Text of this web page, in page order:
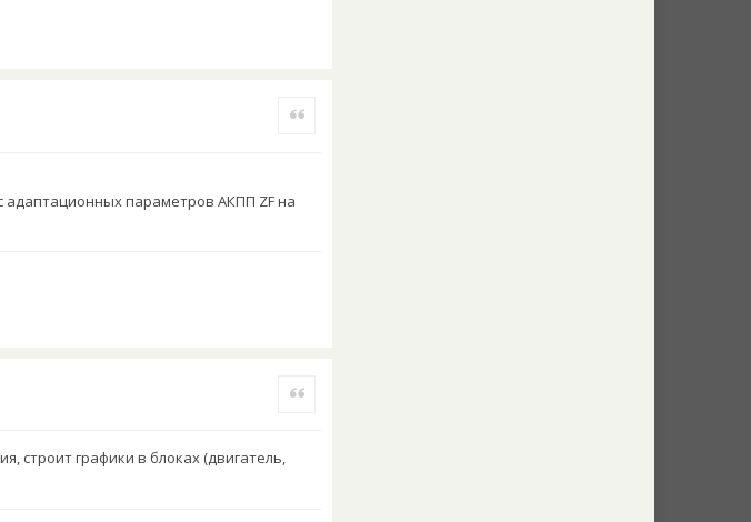
Quote
адаптационных параметров АКПП ZF на
Quote
строит графики в блоках (двигатель,